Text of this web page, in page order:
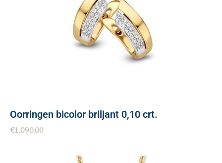
Oorringen bicolor briljant 0,10 crt.
€1,090.00